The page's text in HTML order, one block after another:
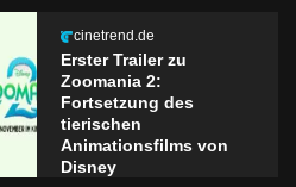
cinetrend.de
Erster Trailer zu
Zoomania 2:
Fortsetzung des
tierischen
Animationsfilms von
Disney